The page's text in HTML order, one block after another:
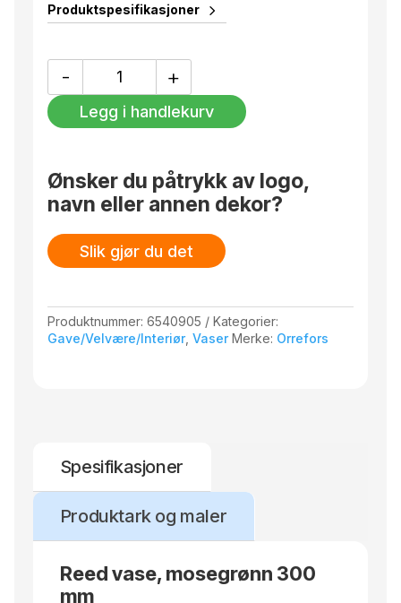
vasen passer veldig bra til snittblomster.
Produktspesifikasjoner
-
vase,
mosegrønn
300
+
Legg i handlekurv
Ønsker du påtrykk av logo,
navn eller annen dekor?
Slik gjør du det
Produktnummer:6540905
Kategorier:
Gave/Velvære/Interiør,Vaser Merke: Orrefors
Spesifikasjoner
Produktark og maler
Reed vase, mosegrønn 300
mm